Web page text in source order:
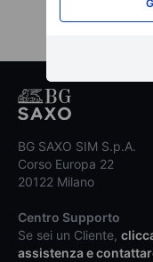
BG SAXO SIM S.p.A.
Corso Europa 22
20122 Milano
Centro Supporto
Se sei un Cliente,
assistenza e